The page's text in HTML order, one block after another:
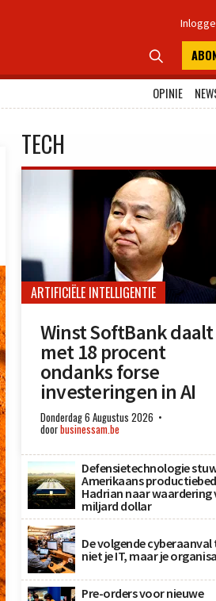

OPINIE
TECH
ARTIFICIËLE INTELLIGENTIE
Winst SoftBank daalt
met 18 procent
ondanks forse
investeringen in AI
Donderdag 6 Augustus 2026
doorbusinessam.be
Defensietechnologie
Amerikaans
Hadrian naar waardering
miljard dollar
De volgende
niet je IT, maar je
Pre-orders voor nieuwe